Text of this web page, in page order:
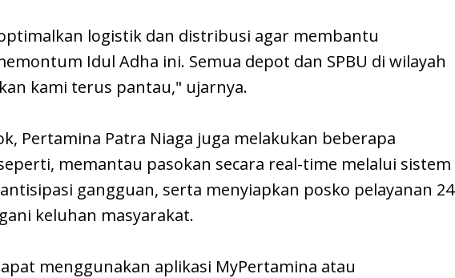
logistik dan distribusi agar membantu
Idul Adha ini. Semua depot dan SPBU di wilayah
kami terus pantau," ujarnya.
Pertamina Patra Niaga juga melakukan beberapa
memantau pasokan secara real-time melalui sistem
gangguan, serta menyiapkan posko pelayanan 24
keluhan masyarakat.
menggunakan aplikasi MyPertamina atau